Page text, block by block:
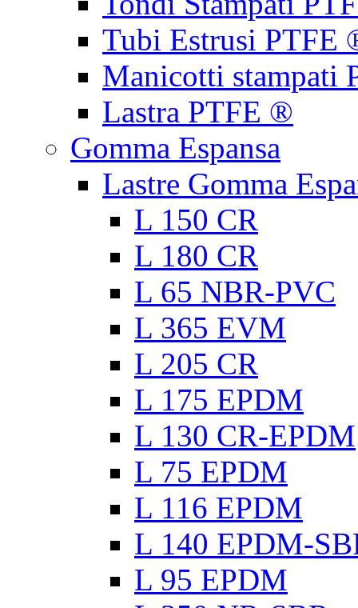
Tubi Estrusi PTFE
Manicotti stampati
Lastra PTFE ®
Gomma Espansa
Lastre Gomma
L 150 CR
L 180 CR
L 65 NBR-PVC
L 365 EVM
L 205 CR
L 175 EPDM
L 130 CR-EPDM
L 75 EPDM
L 116 EPDM
L 140 EPDM-
L 95 EPDM